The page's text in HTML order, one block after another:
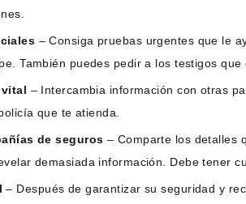
– Consiga pruebas urgentes que le
También puedes pedir a los testigos que
– Intercambia información con otras
que te atienda.
de seguros – Comparte los detalles
demasiada información. Debe tener
– Después de garantizar su seguridad y